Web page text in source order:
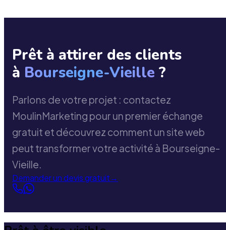
Prêt à attirer des clients
à Bourseigne-Vieille ?
Parlons de votre projet : contactez
MoulinMarketing pour un premier échange
gratuit et découvrez comment un site web
peut transformer votre activité à Bourseigne-
Vieille.
Demander un devis gratuit→